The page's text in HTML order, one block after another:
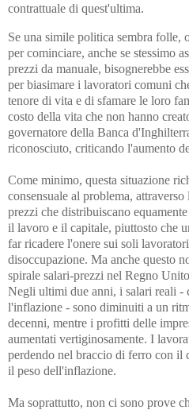
contrattuale di quest'ultima.
Se una simile politica sembra folle,
per cominciare, anche se stessimo
prezzi da manuale, bisognerebbe
per biasimare i lavoratori comuni
tenore di vita e di sfamare le loro
costo della vita che non hanno
governatore della Banca
riconosciuto, criticando l'aumento
Come minimo, questa situazione
consensuale al problema,
prezzi che distribuiscano
il lavoro e il capitale, piuttosto che
far ricadere l'onere sui soli
disoccupazione. Ma anche questo
spirale salari-prezzi nel Regno
Negli ultimi due anni, i salari reali -
l'inflazione - sono diminuiti a un
decenni, mentre i profitti delle
aumentati vertiginosamente. I
perdendo nel braccio di ferro con il
il peso dell'inflazione.
Ma soprattutto, non ci sono prove